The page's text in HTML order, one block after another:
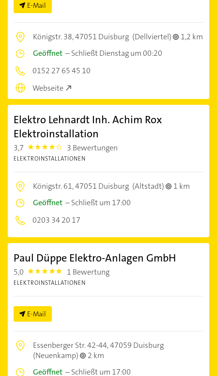
E-Mail
Königstr. 38,47051 Duisburg (Dellviertel)
1,2 km
Geöffnet –Schließt Dienstag um 00:20
0152 27 65 45 10
Webseite
Elektro Lehnardt Inh. Achim Rox
Elektroinstallation
3,7 3.7 3 Bewertungen
ELEKTROINSTALLATIONEN
Königstr. 61,47051 Duisburg (Altstadt)
1 km
Geöffnet –Schließt um 17:00
0203 34 20 17
Paul Düppe Elektro-Anlagen GmbH
5,0 5.0 1 Bewertung
ELEKTROINSTALLATIONEN
E-Mail
Essenberger Str. 42-44,47059 Duisburg
(Neuenkamp)
2 km
Geöffnet –Schließt um 17:00